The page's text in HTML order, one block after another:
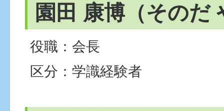
園田 康博（そのだ
役職：会長
区分：学識経験者